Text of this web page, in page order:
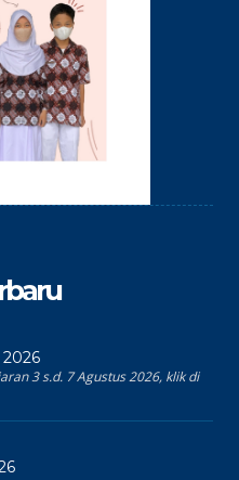
3 s.d. 7 Agustus 2026, klik di